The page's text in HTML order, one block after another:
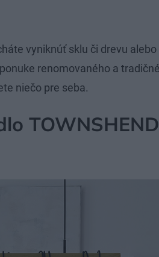
vyniknúť sklu či drevu alebo
renomovaného a
niečo pre seba.